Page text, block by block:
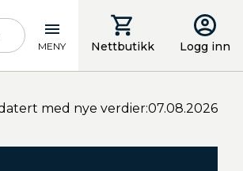
MENY Nettbutikk Logg inn
med nye verdier:07.08.2026